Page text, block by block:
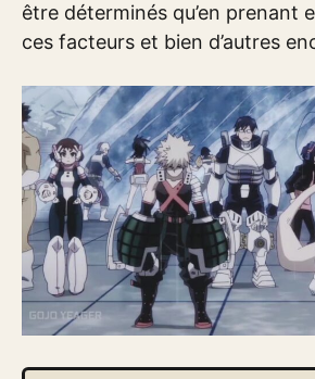
être déterminés qu’en prenant
ces facteurs et bien d’autres